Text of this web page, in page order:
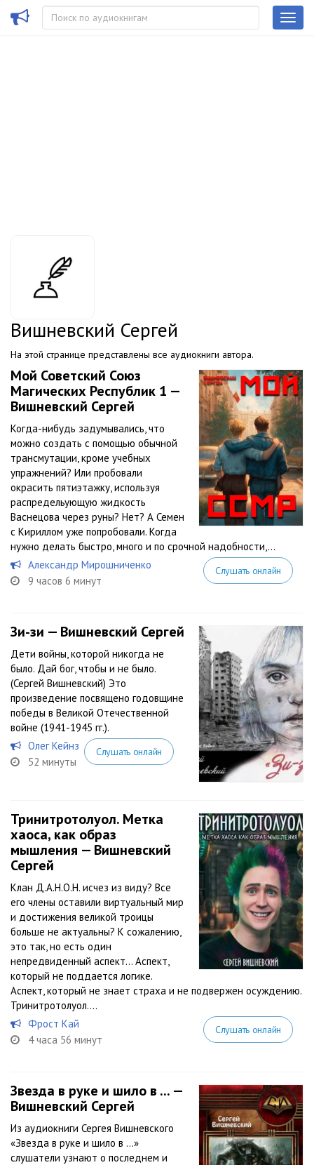
Вишневский Сергей
На этой странице представлены все аудиокниги автора.
Мой Советский Союз
Магических Республик 1 —
Вишневский Сергей
Когда-нибудь задумывались, что
можно создать с помощью обычной
трансмутации, кроме учебных
упражнений? Или пробовали
окрасить пятиэтажку, используя
распредельующую жидкость
Васнецова через руны? Нет? А Семен
с Кириллом уже попробовали. Когда
нужно делать быстро, много и по срочной надобности,...
Александр Мирошниченко
9 часов 6 минут
Слушать онлайн
Зи-зи — Вишневский Сергей
Дети войны, которой никогда не
было. Дай бог, чтобы и не было.
(Сергей Вишневский) Это
произведение посвящено годовщине
победы в Великой Отечественной
войне (1941-1945 гг.).
Олег Кейнз
52 минуты
Слушать онлайн
Тринитротолуол. Метка
хаоса, как образ
мышления — Вишневский
Сергей
Клан Д.А.Н.О.Н. исчез из виду? Все
его члены оставили виртуальный мир
и достижения великой троицы
больше не актуальны? К сожалению,
это так, но есть один
непредвиденный аспект… Аспект,
который не поддается логике.
Аспект, который не знает страха и не подвержен осуждению.
Тринитротолуол....
Фрост Кай
4 часа 56 минут
Слушать онлайн
Звезда в руке и шило в ... —
Вишневский Сергей
Из аудиокниги Сергея Вишневского
«Звезда в руке и шило в …»
слушатели узнают о последнем и